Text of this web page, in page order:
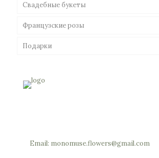
Свадебные букеты
Французские розы
Подарки
Email: monomuse.flowers@gmail.com